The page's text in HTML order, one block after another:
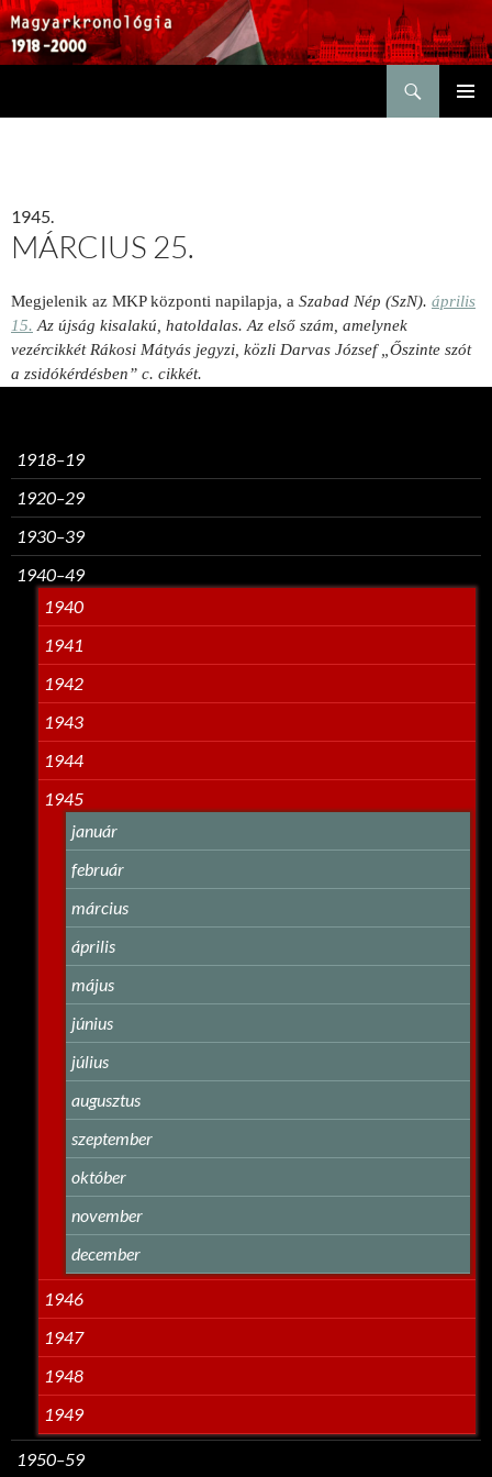
1945.
MÁRCIUS 25.
Megjelenik az MKP központi napilapja, a Szabad Nép (SzN). április
15. Az újság kisalakú, hatoldalas. Az első szám, amelynek
vezércikkét Rákosi Mátyás jegyzi, közli Darvas József „Őszinte szót
a zsidókérdésben” c. cikkét.
1918–19
1920–29
1930–39
1940–49
1940
1941
1942
1943
1944
1945
január
február
március
április
május
június
július
augusztus
szeptember
október
november
december
1946
1947
1948
1949
1950–59